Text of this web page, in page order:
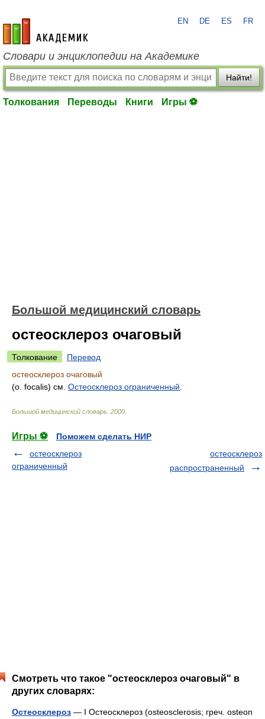
academic.ru
EN DE ES FR
Словари и энциклопедии на Академике
Найти!
Толкования Переводы Книги Игры ⚽
Большой медицинский словарь
остеосклероз очаговый
Толкование
Перевод
остеосклероз очаговый
(о. focalis) см. Остеосклероз ограниченный
Большой медицинский словарь 2000
Игры ⚽
Поможем сделать НИР
остеосклероз
ограниченный
остеосклероз
распространенный
Смотреть что такое "остеосклероз очаговый" в
других словарях:
Остеосклероз — I Остеосклероз (osteosclerosis; греч. osteon